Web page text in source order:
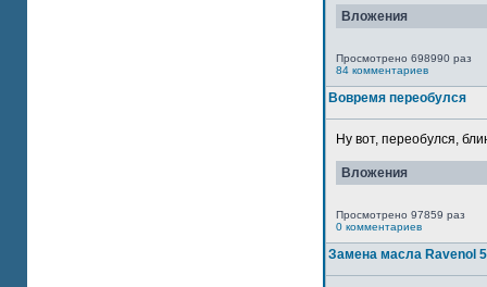
Вложения
Просмотрено 698990 раз
84 комментариев
Вовремя переобулся
Ну вот, переобулся,
Вложения
Просмотрено 97859 раз
0 комментариев
Замена масла Ravenol